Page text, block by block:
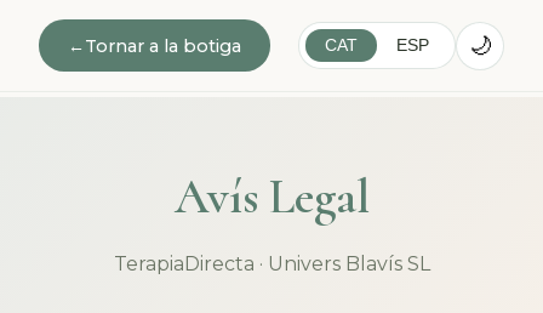
← Tornar a la botiga CAT ESP 🌙
Avís Legal
TerapiaDirecta · Univers Blavís SL